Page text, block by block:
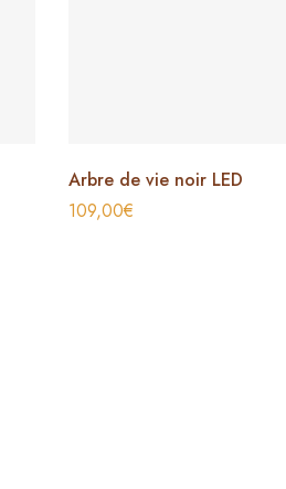
Arbre de vie noir LED
109,00€